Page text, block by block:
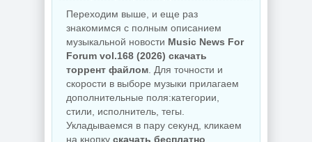
Переходим выше, и еще раз
знакомимся с полным описанием
музыкальной новости Music News For
Forum vol.168 (2026) скачать
торрент файлом . Для точности и
скорости в выборе музыки прилагаем
дополнительные поля:категории,
стили, исполнитель, тегы.
Укладываемся в пару секунд, кликаем
на кнопку скачать бесплатно